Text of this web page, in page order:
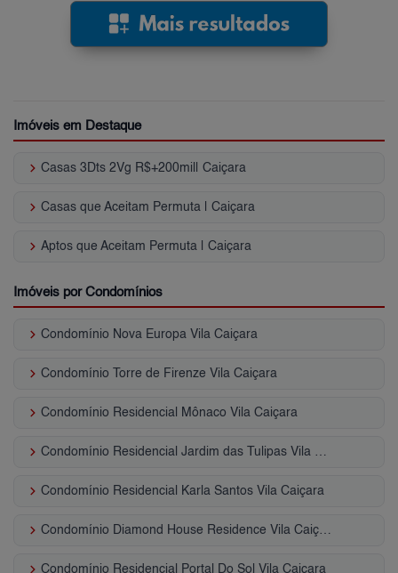
Imóveis em Destaque
keyboard_arrow_right Casas 3Dts 2Vg R$+200mil| Caiçara
keyboard_arrow_right Casas que Aceitam Permuta | Caiçara
keyboard_arrow_right Aptos que Aceitam Permuta | Caiçara
Imóveis por Condomínios
keyboard_arrow_right Condomínio Nova Europa Vila Caiçara
keyboard_arrow_right Condomínio Torre de Firenze Vila Caiçara
keyboard_arrow_right Condomínio Residencial Mônaco Vila Caiçara
keyboard_arrow_right Condomínio Residencial Jardim das Tulipas Vila Caiçara
keyboard_arrow_right Condomínio Residencial Karla Santos Vila Caiçara
keyboard_arrow_right Condomínio Diamond House Residence Vila Caiçara
Condomínio Residencial Portal Do Sol Vila Caiçara